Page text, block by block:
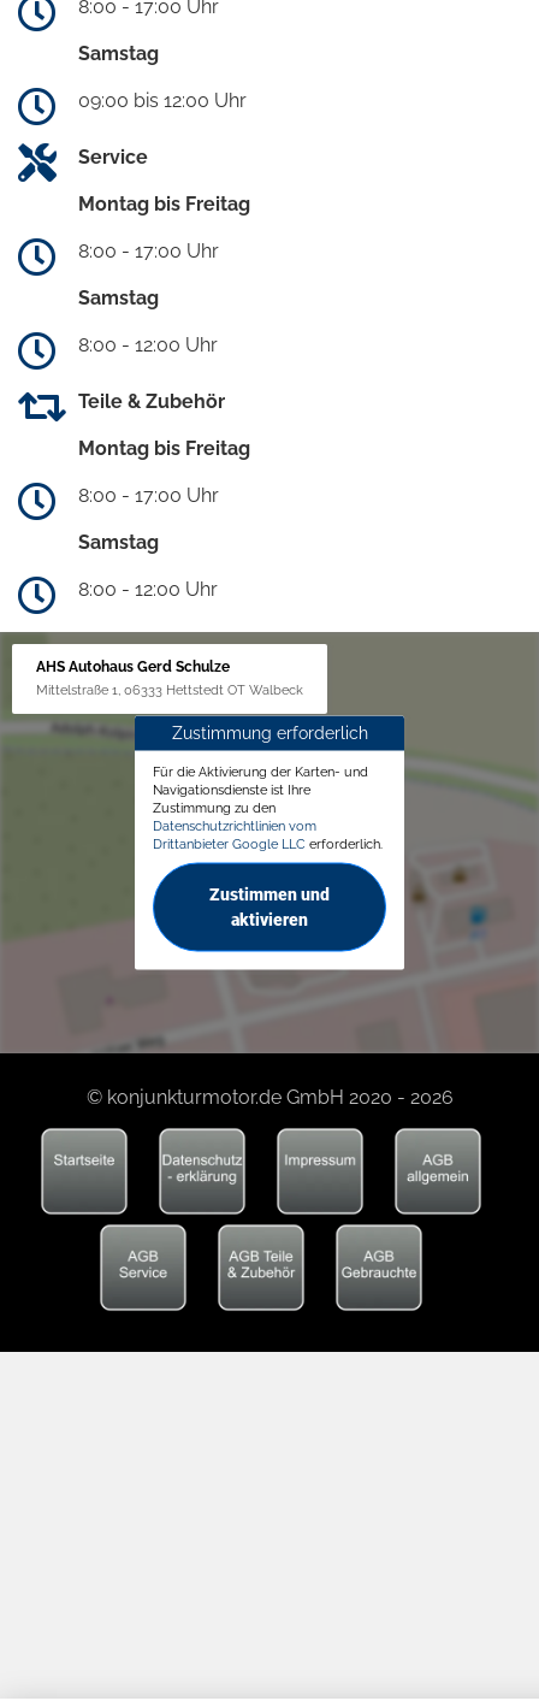
8:00 - 17:00 Uhr
Samstag
09:00 bis 12:00 Uhr
Service
Montag bis Freitag
8:00 - 17:00 Uhr
Samstag
8:00 - 12:00 Uhr
Teile & Zubehör
Montag bis Freitag
8:00 - 17:00 Uhr
Samstag
8:00 - 12:00 Uhr
AHS Autohaus Gerd Schulze
Mittelstraße 1, 06333 Hettstedt OT Walbeck
Zustimmung erforderlich
Für die Aktivierung der Karten- und
Navigationsdienste ist Ihre
Zustimmung zu den
Datenschutzrichtlinien vom
Drittanbieter Google LLC erforderlich.
Zustimmen und
aktivieren
© konjunkturmotor.de GmbH 2020 - 2026